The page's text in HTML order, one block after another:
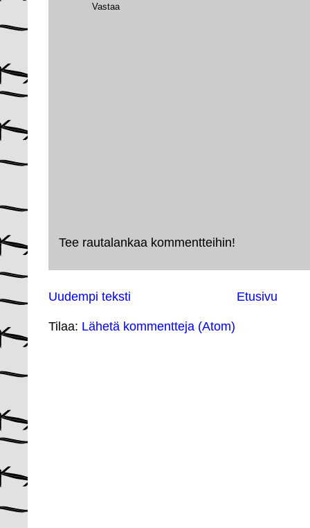
Vastaa
Tee rautalankaa kommentteihin!
Uudempi teksti Etusivu
Tilaa: Lähetä kommentteja (Atom)